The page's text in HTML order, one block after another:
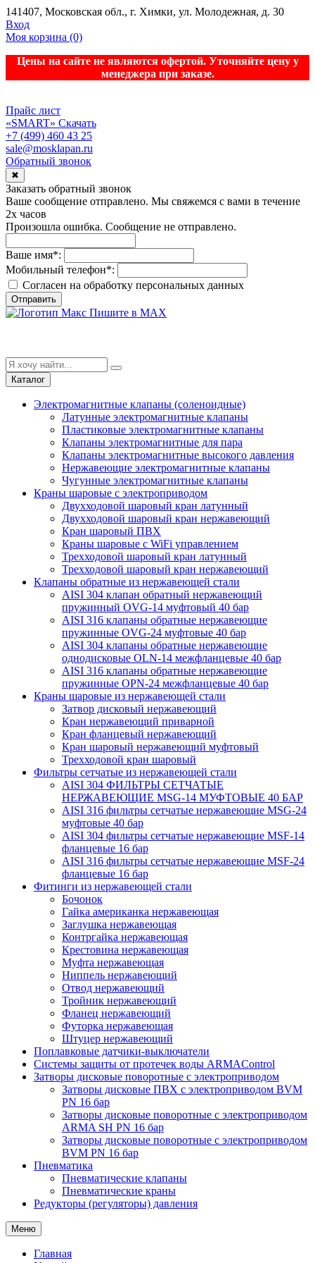
141407, Московская обл., г. Химки, ул. Молодежная, д. 30
Вход
Моя корзина (0)
Цены на сайте не являются офертой. Уточняйте цену у
менеджера при заказе.
Прайс лист
«SMART» Скачать
+7 (499) 460 43 25
sale@mosklapan.ru
Обратный звонок
✖
Заказать обратный звонок
Ваше сообщение отправлено. Мы свяжемся с вами в течение
2х часов
Произошла ошибка. Сообщение не отправлено.
Ваше имя*:
Мобильный телефон*:
Согласен на обработку персональныx данных
Отправить
Пишите в MAX
Каталог
Электромагнитные клапаны (соленоидные)
Латунные электромагнитные клапаны
Пластиковые электромагнитные клапаны
Клапаны электромагнитные для пара
Клапаны электромагнитные высокого давления
Нержавеющие электромагнитные клапаны
Чугунные электромагнитные клапаны
Краны шаровые с электроприводом
Двухходовой шаровый кран латунный
Двухходовой шаровый кран нержавеющий
Кран шаровый ПВХ
Краны шаровые с WiFi управлением
Трехходовой шаровый кран латунный
Трехходовой шаровый кран нержавеющий
Клапаны обратные из нержавеющей стали
AISI 304 клапан обратный нержавеющий
пружинный OVG-14 муфтовый 40 бар
AISI 316 клапаны обратные нержавеющие
пружинные OVG-24 муфтовые 40 бар
AISI 304 клапаны обратные нержавеющие
однодисковые OLN-14 межфланцевые 40 бар
AISI 316 клапаны обратные нержавеющие
пружинные OPN-24 межфланцевые 40 бар
Краны шаровые из нержавеющей стали
Затвор дисковый нержавеющий
Кран нержавеющий приварной
Кран фланцевый нержавеющий
Кран шаровый нержавеющий муфтовый
Трехходовой кран шаровый
Фильтры сетчатые из нержавеющей стали
AISI 304 ФИЛЬТРЫ СЕТЧАТЫЕ
НЕРЖАВЕЮЩИЕ MSG-14 МУФТОВЫЕ 40 БАР
AISI 316 фильтры сетчатые нержавеющие MSG-24
муфтовые 40 бар
AISI 304 фильтры сетчатые нержавеющие MSF-14
фланцевые 16 бар
AISI 316 фильтры сетчатые нержавеющие MSF-24
фланцевые 16 бар
Фитинги из нержавеющей стали
Бочонок
Гайка американка нержавеющая
Заглушка нержавеющая
Контргайка нержавеющая
Крестовина нержавеющая
Муфта нержавеющая
Ниппель нержавеющий
Отвод нержавеющий
Тройник нержавеющий
Фланец нержавеющий
Футорка нержавеющая
Штуцер нержавеющий
Поплавковые датчики-выключатели
Системы защиты от протечек воды ARMAControl
Затворы дисковые поворотные с электроприводом
Затворы дисковые ПВХ с электроприводом BVM
PN 16 бар
Затворы дисковые поворотные с электроприводом
ARMA SH PN 16 бар
Затворы дисковые поворотные с электроприводом
BVM PN 16 бар
Пневматика
Пневматические клапаны
Пневматические краны
Редукторы (регуляторы) давления
Меню
Главная